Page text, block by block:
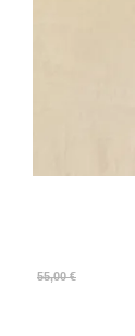
55,00 €
Prix
Prix